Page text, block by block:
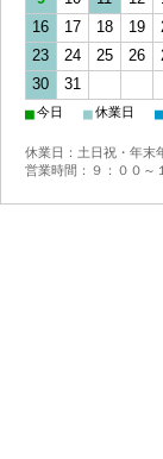
16
17 18 19
23
24 25 26
30
31
■今日 ■休業日 ■
休業日：土日祝・年末
営業時間：９：００～